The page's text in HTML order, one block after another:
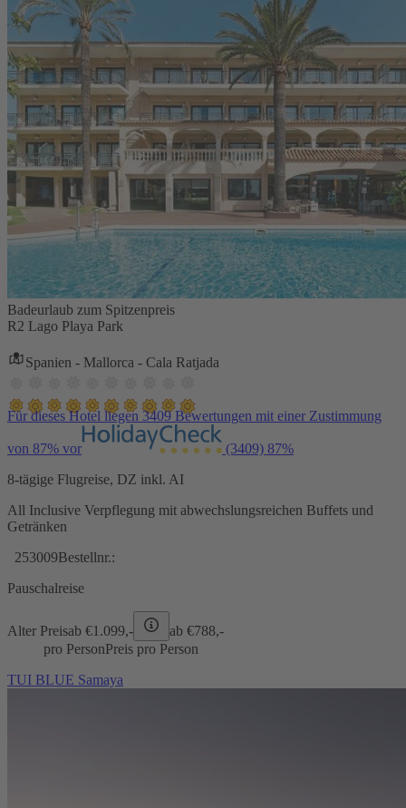
Badeurlaub zum Spitzenpreis
R2 Lago Playa Park
Spanien - Mallorca - Cala Ratjada
Für dieses Hotel liegen 3409 Bewertungen mit einer Zustimmung
von 87% vor (3409) 87%
8-tägige Flugreise, DZ inkl. AI
All Inclusive Verpflegung mit abwechslungsreichen Buffets und
Getränken
253009Bestellnr.:
Pauschalreise
Alter Preisab €1.099,- ab €788,-
pro PersonPreis pro Person
TUI BLUE Samaya